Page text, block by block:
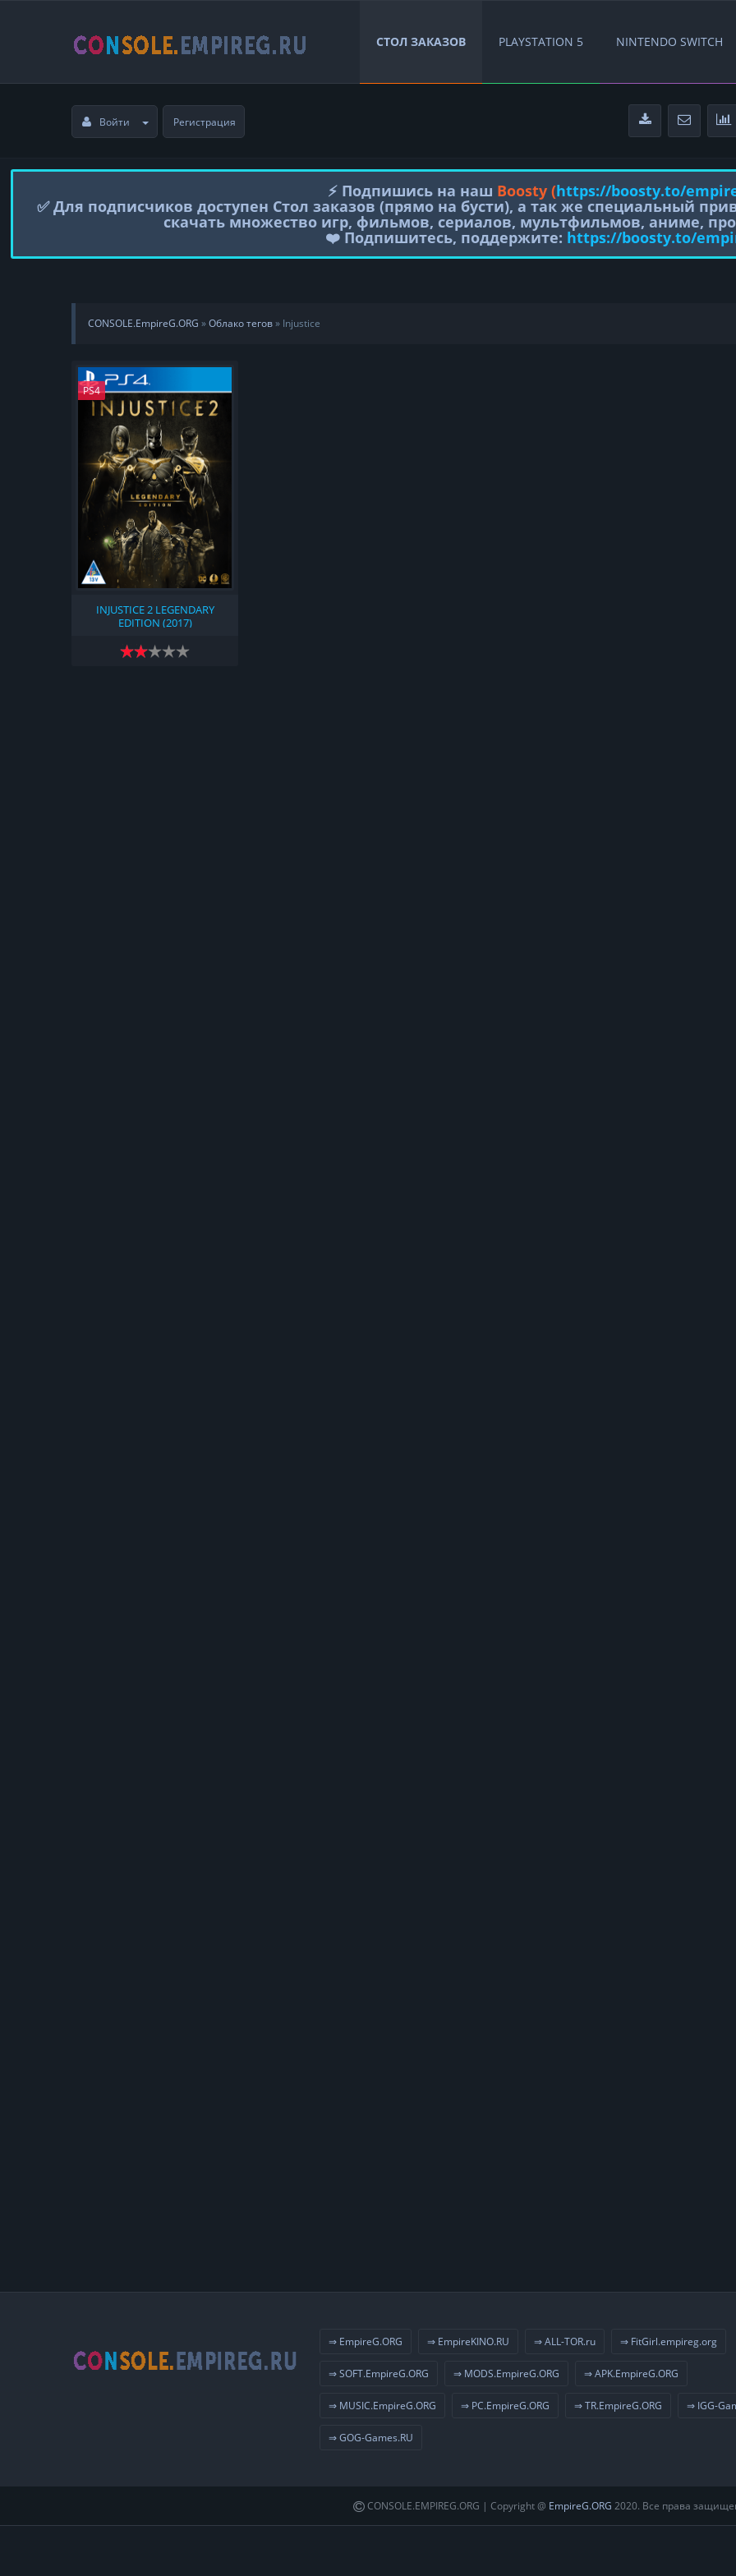
СТОЛ ЗАКАЗОВ PLAYSTATION 5 NINTENDO SWITCH
Войти Регистрация
⚡️ Подпишись на наш Boosty (https://boosty.to/
✅ Для подписчиков доступен Стол заказов (прямо на бусти), а так же специальный
скачать множество игр, фильмов, сериалов, мультфильмов, аниме,
❤️ Подпишитесь, поддержите: https://boosty.to/
CONSOLE.EmpireG.ORG »Облако тегов» Injustice
PS4
INJUSTICE 2 LEGENDARY
EDITION (2017)
⇒ EmpireG.ORG ⇒ EmpireKINO.RU ⇒ ALL-TOR.ru ⇒ FitGirl.empireg.org
⇒ SOFT.EmpireG.ORG ⇒ MODS.EmpireG.ORG ⇒ APK.EmpireG.ORG
⇒ MUSIC.EmpireG.ORG ⇒ PC.EmpireG.ORG ⇒ TR.EmpireG.ORG ⇒ IGG-
⇒ GOG-Games.RU
CONSOLE.EMPIREG.ORG | Copyright @ EmpireG.ORG 2020. Все права